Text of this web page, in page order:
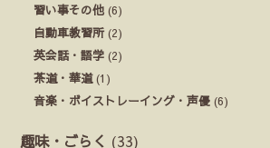
習い事その他 (6)
自動車教習所(2)
英会話・語学 (2)
茶道・華道(1)
音楽・ボイストレーイング・声優 (6)
趣味・ごらく (33)